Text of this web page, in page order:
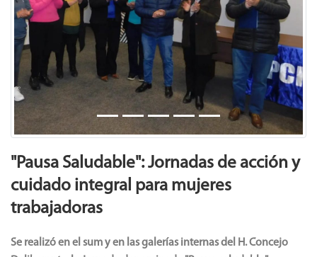
"Pausa Saludable": Jornadas de acción y
cuidado integral para mujeres
trabajadoras
Se realizó en el sum y en las galerías internas del H. Concejo